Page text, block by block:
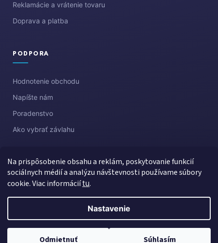
Na prispôsobenie obsahu a reklám, poskytovanie funkcií
sociálnych médií a analýzu návštevnosti používame súbory
cookie. Viac informáciítu.
Nastavenie
Odmietnuť Súhlasím
Reklamácie a vrátenie tovaru
Doprava a platba
PODPORA
Hodnotenie obchodu
Napíšte nám
Poradenstvo
Ako vybrať závlahu